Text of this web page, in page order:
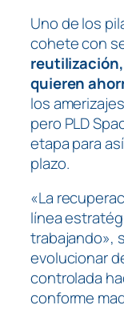
Uno de los
cohete con
quieren
los
pero PLD
etapa para
plazo.
«La
línea
trabajando»,
evolucionar
controlada
conforme